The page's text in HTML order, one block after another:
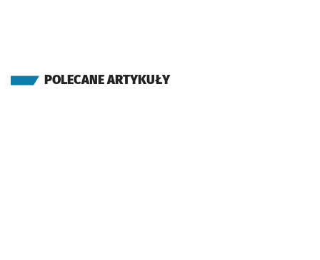
POLECANE ARTYKUŁY